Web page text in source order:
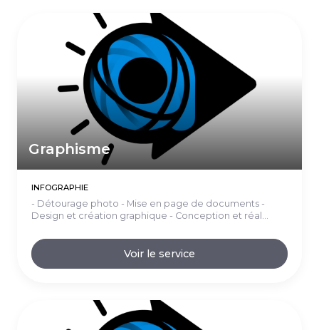
Graphisme
INFOGRAPHIE
- Détourage photo - Mise en page de documents -
Design et création graphique - Conception et réal...
Voir le service